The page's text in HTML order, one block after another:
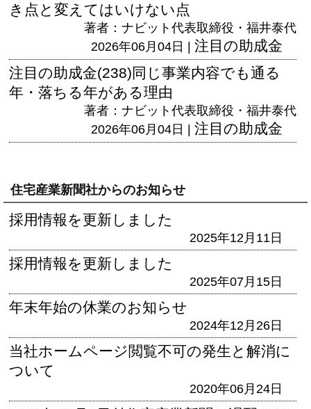
き点と変えてはいけない点
著者：ナビット代表取締役・福井泰代
2026年06月04日 | 注目の助成金
注目の助成金(238)同じ事業内容でも通る
年・落ちる年がある理由
著者：ナビット代表取締役・福井泰代
2026年06月04日 | 注目の助成金
住宅産業新聞社からのお知らせ
採用情報を更新しました
2025年12月11日
採用情報を更新しました
2025年07月15日
年末年始の休業のお知らせ
2024年12月26日
当社ホームページ閲覧不可の発生と解消に
ついて
2020年06月24日